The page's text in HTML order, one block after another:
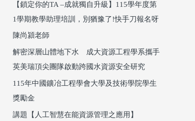
【鎖定你的TA –成就獨自升級】115學年度第
1學期教學助理培訓，別猶豫了!快手刀報名呀
陳尚潁老師
解密深層山體地下水 成大資源工程學系攜手
英美瑞頂尖團隊啟動跨國水資源安全研究
115年中國鑛冶工程學會大學及技術學院學生
獎勵金
講題【人工智慧在能資源管理之應用】